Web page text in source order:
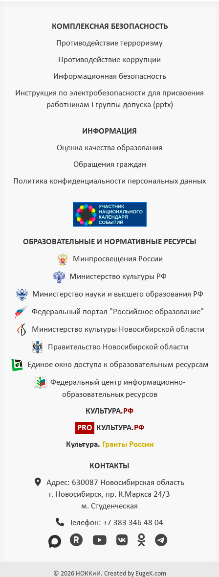
КОМПЛЕКСНАЯ БЕЗОПАСНОСТЬ
Противодействие терроризму
Противодействие коррупции
Информационная безопасность
Инструкция по электробезопасности для присвоения
работникам I группы допуска (pptx)
ИНФОРМАЦИЯ
Оценка качества образования
Обращения граждан
Политика конфиденциальности персональных данных
ОБРАЗОВАТЕЛЬНЫЕ И НОРМАТИВНЫЕ РЕСУРСЫ
Минпросвещения России
Министерство культуры РФ
Министерство науки и высшего образования РФ
Федеральный портал "Российское образование"
Министерство культуры Новосибирской области
Правительство Новосибирской области
Единое окно доступа к образовательным ресурсам
Федеральный центр информационно-
образовательных ресурсов
КУЛЬТУРА.РФ
PRO
КУЛЬТУРА.РФ
Культура. Гранты России
КОНТАКТЫ
Адрес: 630087 Новосибирская область
г. Новосибирск, пр. К.Маркса 24/3
м. Студенческая
Телефон: +7 383 346 48 04
© 2026 НОККиИ. Created by EugeK.com